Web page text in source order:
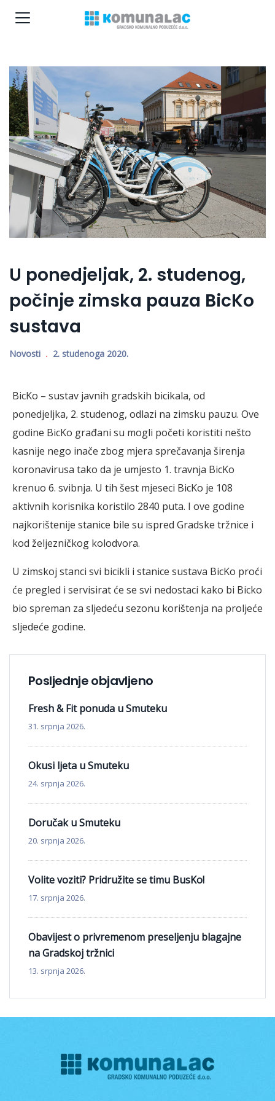
U ponedjeljak, 2. studenog,
počinje zimska pauza BicKo
sustava
Novosti 2. studenoga 2020.
BicKo – sustav javnih gradskih bicikala, od
ponedjeljka, 2. studenog, odlazi na zimsku pauzu. Ove
godine BicKo građani su mogli početi koristiti nešto
kasnije nego inače zbog mjera sprečavanja širenja
koronavirusa tako da je umjesto 1. travnja BicKo
krenuo 6. svibnja. U tih šest mjeseci BicKo je 108
aktivnih korisnika koristilo 2840 puta. I ove godine
najkorištenije stanice bile su ispred Gradske tržnice i
kod željezničkog kolodvora.
U zimskoj stanci svi bicikli i stanice sustava BicKo proći
će pregled i servisirat će se svi nedostaci kako bi Bicko
bio spreman za sljedeću sezonu korištenja na proljeće
sljedeće godine.
Posljednje objavljeno
Fresh & Fit ponuda u Smuteku
31. srpnja 2026.
Okusi ljeta u Smuteku
24. srpnja 2026.
Doručak u Smuteku
20. srpnja 2026.
Volite voziti? Pridružite se timu BusKo!
17. srpnja 2026.
Obavijest o privremenom preseljenju blagajne
na Gradskoj tržnici
13. srpnja 2026.